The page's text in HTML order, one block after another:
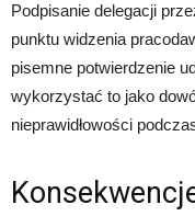
Podpisanie delegacji
punktu widzenia
pisemne potwierdzenie
wykorzystać to jako
nieprawidłowości